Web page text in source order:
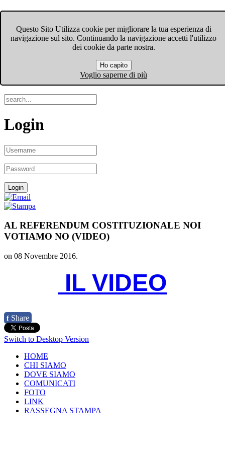
Questo Sito Utilizza cookie per migliorare la tua esperienza di
navigazione sul sito. Continuando la navigazione accetti l'utilizzo
dei cookie da parte nostra.
Ho capito
Voglio saperne di più
Menu
Login
AL REFERENDUM COSTITUZIONALE NOI
VOTIAMO NO (VIDEO)
on 08 Novembre 2016.
IL VIDEO
f Share
Switch to Desktop Version
HOME
CHI SIAMO
DOVE SIAMO
COMUNICATI
FOTO
LINK
RASSEGNA STAMPA